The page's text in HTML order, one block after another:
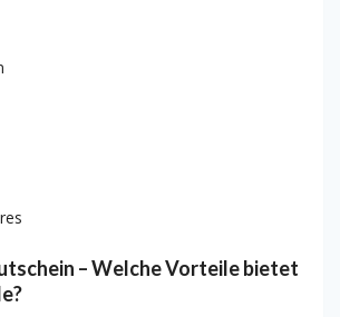
– Welche Vorteile bietet